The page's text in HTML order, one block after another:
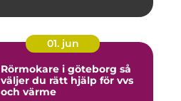
01. jun
Rörmokare i göteborg så
väljer du rätt hjälp för vvs
och värme